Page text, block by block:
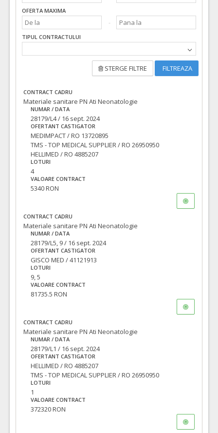
OFERTA MAXIMA
TIPUL CONTRACTULUI
STERGE FILTRE FILTREAZA
CONTRACT CADRU
Materiale sanitare PN Ati Neonatologie
NUMAR / DATA
28179/L4 / 16 sept. 2024
OFERTANT CASTIGATOR
MEDIMPACT / RO 13720895
TMS - TOP MEDICAL SUPPLIER / RO 26950950
HELLIMED / RO 4885207
LOTURI
4
VALOARE CONTRACT
5340 RON
CONTRACT CADRU
Materiale sanitare PN Ati Neonatologie
NUMAR / DATA
28179/L5, 9 / 16 sept. 2024
OFERTANT CASTIGATOR
GISCO MED / 41121913
LOTURI
9, 5
VALOARE CONTRACT
81735.5 RON
CONTRACT CADRU
Materiale sanitare PN Ati Neonatologie
NUMAR / DATA
28179/L1 / 16 sept. 2024
OFERTANT CASTIGATOR
HELLIMED / RO 4885207
TMS - TOP MEDICAL SUPPLIER / RO 26950950
LOTURI
1
VALOARE CONTRACT
372320 RON